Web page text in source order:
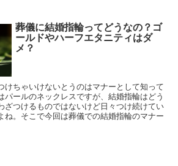
葬儀に結婚指輪ってどうなの？ゴ
ールドやハーフエタニティはダ
メ？
けちゃいけないとうのはマナーとして知って
パールのネックレスですが、結婚指輪はどう
ざつけるものではないけど日々つけ続けてい
ね。そこで今回は葬儀での結婚指輪のマナー